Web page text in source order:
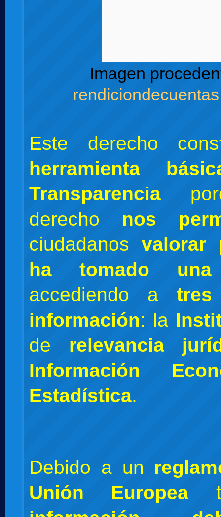
Imagen
Este derecho
herramienta
Transparencia
derecho nos
ciudadanos valorar
ha tomado una
accediendo a
información: la
de relevancia
Información
Estadística.
Debido a un
Unión Europea